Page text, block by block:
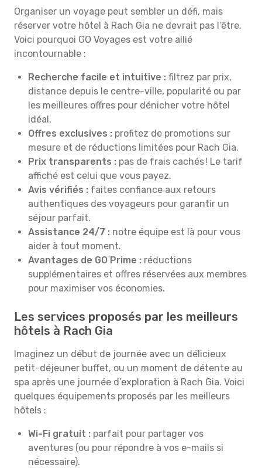
Organiser un voyage peut sembler un défi, mais
réserver votre hôtel à Rach Gia ne devrait pas l’être.
Voici pourquoi GO Voyages est votre allié
incontournable :
Recherche facile et intuitive : filtrez par prix,
distance depuis le centre-ville, popularité ou par
les meilleures offres pour dénicher votre hôtel
idéal.
Offres exclusives : profitez de promotions sur
mesure et de réductions limitées pour Rach Gia.
Prix transparents : pas de frais cachés ! Le tarif
affiché est celui que vous payez.
Avis vérifiés : faites confiance aux retours
authentiques des voyageurs pour garantir un
séjour parfait.
Assistance 24/7 : notre équipe est là pour vous
aider à tout moment.
Avantages de GO Prime : réductions
supplémentaires et offres réservées aux membres
pour maximiser vos économies.
Les services proposés par les meilleurs
hôtels à Rach Gia
Imaginez un début de journée avec un délicieux
petit-déjeuner buffet, ou un moment de détente au
spa après une journée d’exploration à Rach Gia. Voici
quelques équipements proposés par les meilleurs
hôtels :
Wi-Fi gratuit : parfait pour partager vos
aventures (ou pour répondre à vos e-mails si
nécessaire).